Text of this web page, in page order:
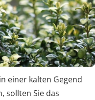
einer kalten Gegend
sollten Sie das